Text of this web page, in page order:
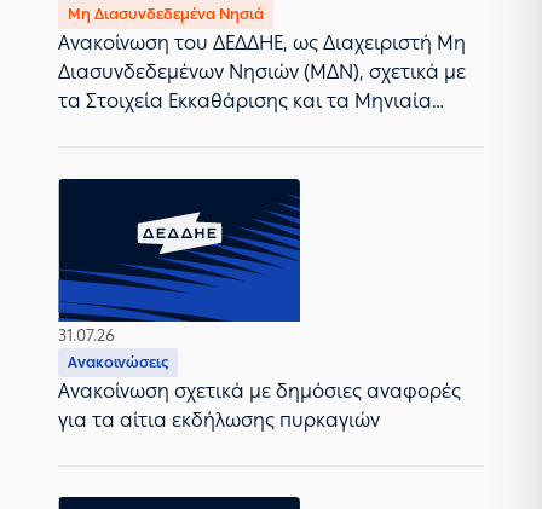
Μη Διασυνδεδεμένα Νησιά
Ανακοίνωση του ΔΕΔΔΗΕ, ως Διαχειριστή Μη
Διασυνδεδεμένων Νησιών (ΜΔΝ), σχετικά με
τα Στοιχεία Εκκαθάρισης και τα Μηνιαία
31.07.26
Ανακοινώσεις
Ανακοίνωση σχετικά με δημόσιες αναφορές
για τα αίτια εκδήλωσης πυρκαγιών